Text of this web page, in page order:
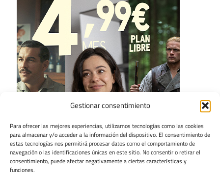
Gestionar consentimiento
Para ofrecer las mejores experiencias, utilizamos tecnologías como las cookies
para almacenar y/o acceder a la información del dispositivo. El consentimiento de
estas tecnologías nos permitirá procesar datos como el comportamiento de
navegación o las identificaciones únicas en este sitio. No consentir o retirar el
consentimiento, puede afectar negativamente a ciertas características y
funciones.